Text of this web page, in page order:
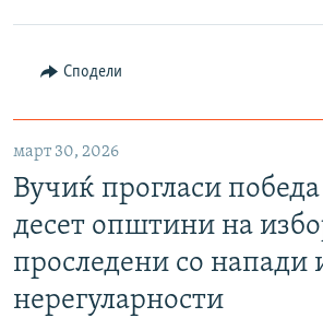
Сподели
март 30, 2026
Вучиќ прогласи победа
десет општини на
проследени со напади
нерегуларности